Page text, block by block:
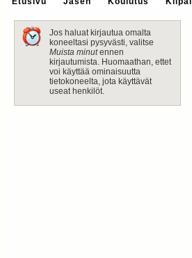
Jos haluat kirjautua omalta
koneeltasi pysyvästi, valitse
Muista minutennen
kirjautumista. Huomaathan, ettet
voi käyttää ominaisuutta
tietokoneelta, jota käyttävät
useat henkilöt.